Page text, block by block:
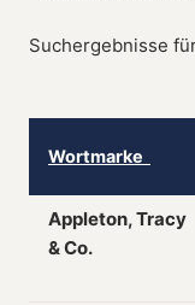
Suchergebnisse
Wortmarke
Appleton, Tracy
& Co.